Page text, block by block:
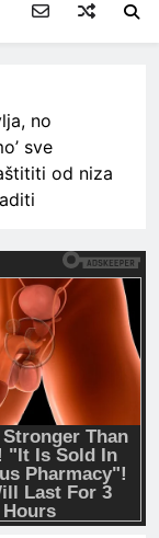
no
sve
od niza